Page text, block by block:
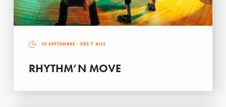
10 SEPTEMBRE - DÈS 7 ANS
RHYTHM’N MOVE